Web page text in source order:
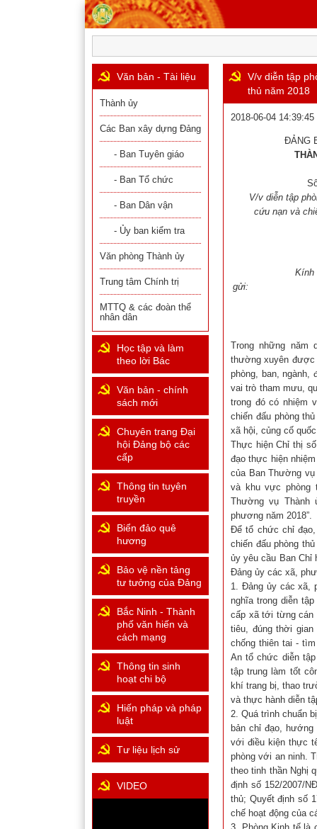
V/v diễn tập
thủ năm 2018
2018-06-04 14:39:45
ĐẢNG
V/v diễn tập
cứu nạn và
Kính
gửi:
Trong những năm
thường xuyên được
phòng, ban, ngành,
vai trò tham mưu,
trong đó có nhiệm
chiến đấu phòng
xã hội, củng cố
Thực hiện Chỉ thị
đạo thực hiện
của Ban Thường
và khu vực phòng
Thường vụ Thành
phương năm 2018”.
Để tổ chức chỉ
chiến đấu phòng
ủy yêu cầu Ban Chỉ
Đảng ủy các xã,
1. Đảng ủy các xã,
nghĩa trong diễn
cấp xã tới từng cán
tiêu, đúng thời
chống thiên tai -
An tổ chức diễn
tập trung làm tốt
khí trang bị, thao
và thực hành diễn
2. Quá trình chuẩn
bản chỉ đạo,
với điều kiện thực
phòng với an ninh.
theo tinh thần Nghị
định số 152/2007/
thủ; Quyết định số
chế hoạt động của
Văn bản - Tài liệu
Thành ủy
Các Ban xây dựng Đảng
- Ban Tuyên giáo
- Ban Tổ chức
- Ban Dân vận
- Ủy ban kiểm tra
Văn phòng Thành ủy
Trung tâm Chính trị
MTTQ & các đoàn thể
nhân dân
Học tập và làm
theo lời Bác
Văn bản - chính
sách mới
Chuyên trang Đại
hội Đảng bộ các
cấp
Thông tin tuyên
truyền
Biển đảo quê
hương
Bảo vệ nền tảng
tư tưởng của Đảng
Bắc Ninh - Thành
phố văn hiến và
cách mạng
Thông tin sinh
hoạt chi bộ
Hiến pháp và pháp
luật
Tư liệu lịch sử
VIDEO